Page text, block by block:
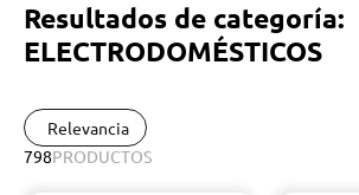
Resultados de categoría:
ELECTRODOMÉSTICOS
Relevancia
798PRODUCTOS